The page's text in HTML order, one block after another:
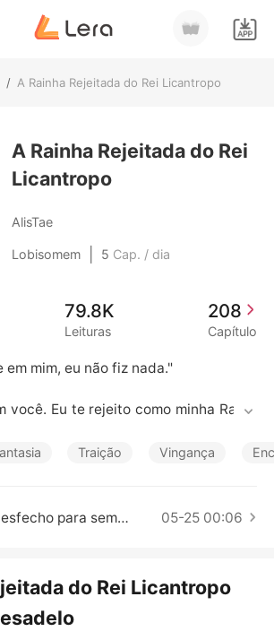
/ A Rainha Rejeitada do Rei Licantropo
A Rainha Rejeitada do Rei
Licantropo
AlisTae
Lobisomem 5 Cap. / dia
79.8K
Leituras
208
Capítulo
mim, eu não fiz nada."
você. Eu te rejeito como minha Rainh
Sua melhor amiga a convenceu a vo
que encontraria seu companheir
enfrentar traições de todos os lado
Traição Vingança
Capítulo 208 O desfecho para sempre juntos 05-25 00:06
do Rei Licantropo
1 Pesadelo